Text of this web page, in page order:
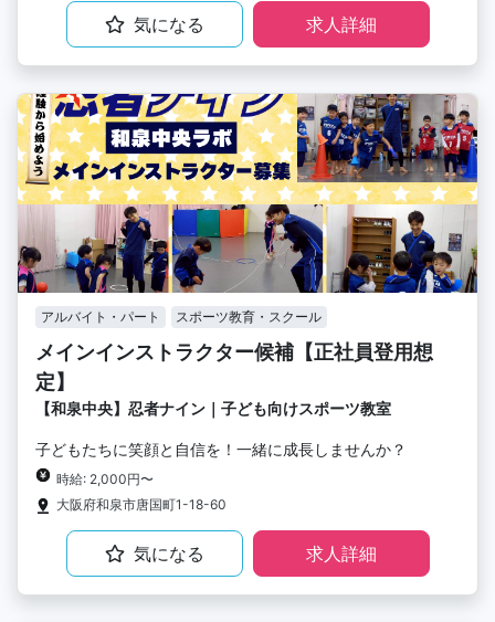
気になる 求人詳細
アルバイト・パート スポーツ教育・スクール
メインインストラクター候補【正社員登用想
定】
【和泉中央】忍者ナイン｜子ども向けスポーツ教室
子どもたちに笑顔と自信を！一緒に成長しませんか？
時給: 2,000円〜
大阪府和泉市唐国町1-18-60
気になる 求人詳細